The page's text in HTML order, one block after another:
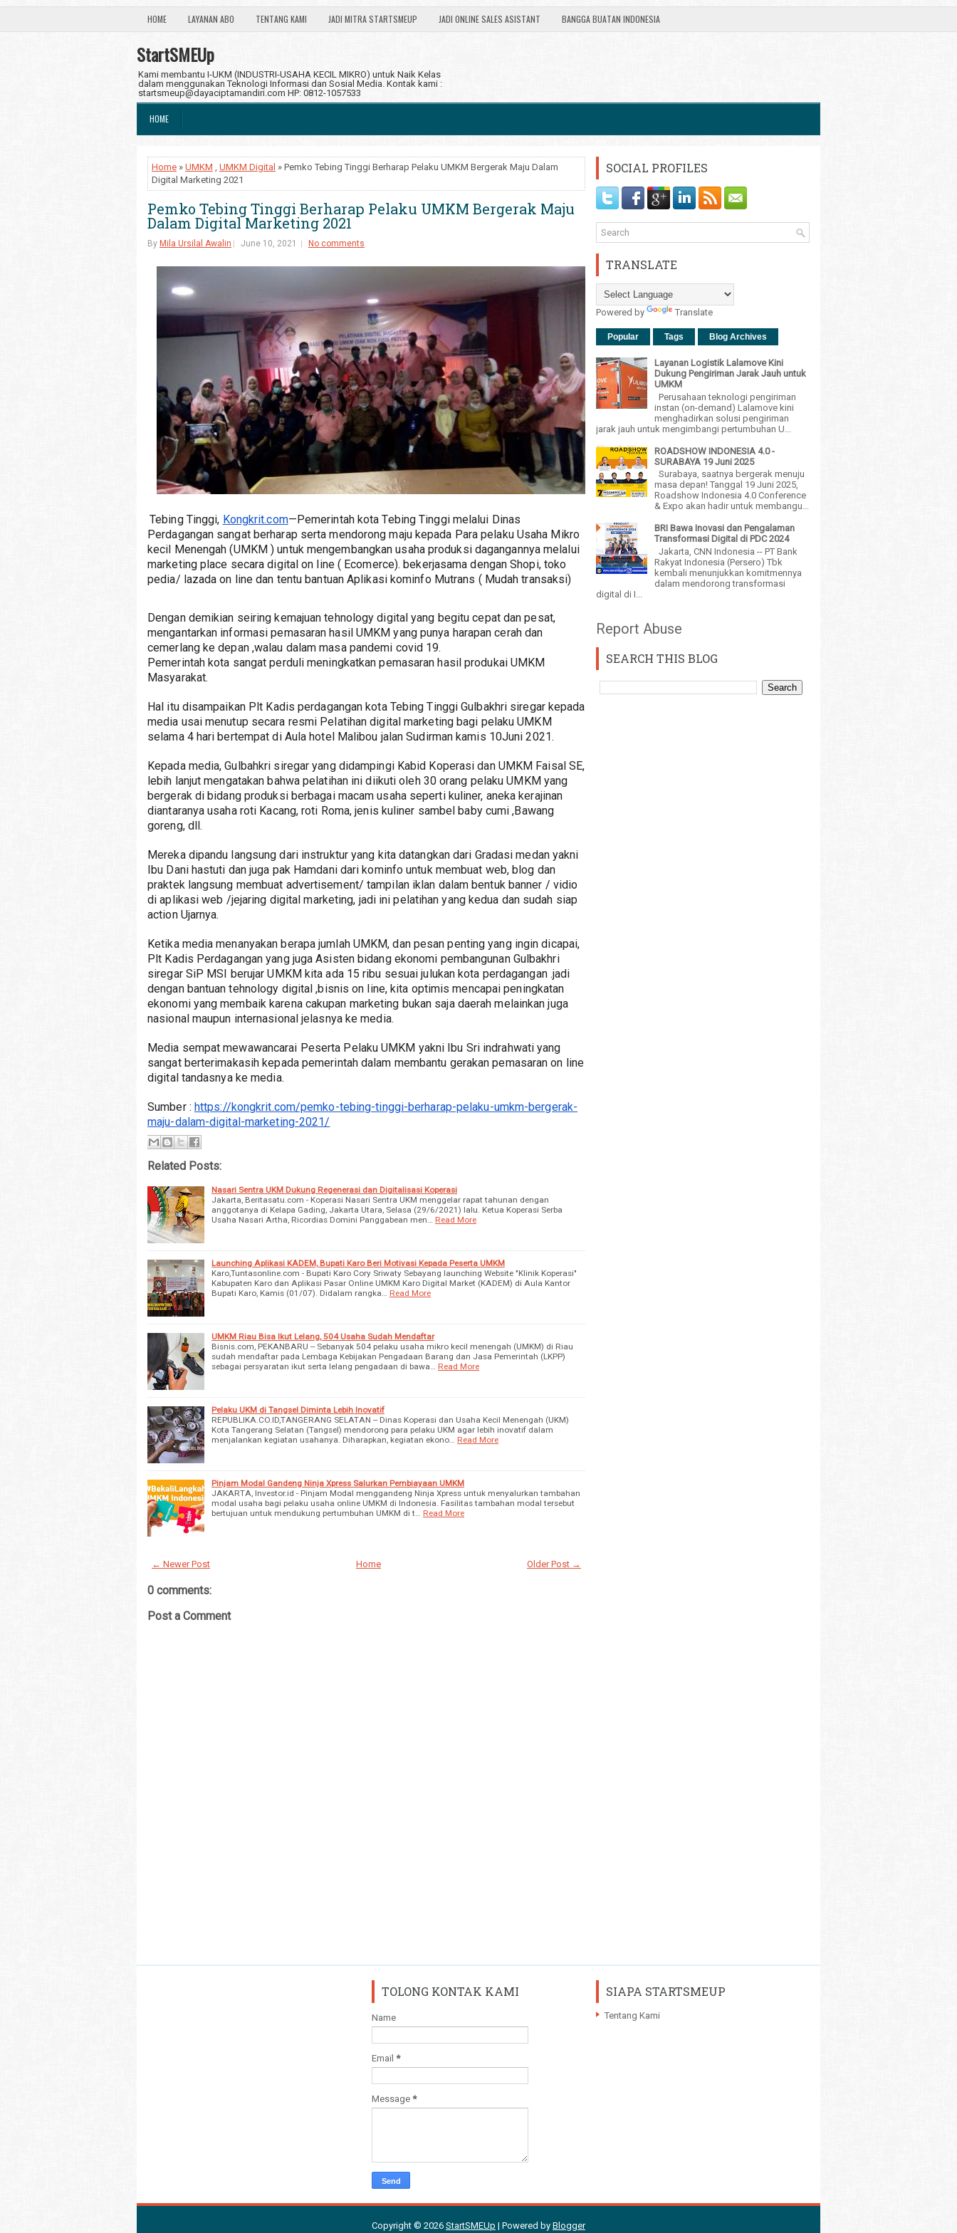
HOME LAYANAN ABO TENTANG KAMI JADI MITRA STARTSMEUP JADI ONLINE SALES ASISTANT BANGGA BUATAN INDONESIA
StartSMEUp
Kami membantu I-UKM (INDUSTRI-USAHA KECIL MIKRO) untuk Naik Kelas
dalam menggunakan Teknologi Informasi dan Sosial Media. Kontak kami :
startsmeup@dayaciptamandiri.com HP: 0812-1057533
HOME
Home » UMKM , UMKM Digital » Pemko Tebing Tinggi Berharap Pelaku UMKM Bergerak Maju Dalam
Digital Marketing 2021
Pemko Tebing Tinggi Berharap Pelaku UMKM Bergerak Maju
Dalam Digital Marketing 2021
By Mila Ursilal Awalin June 10, 2021 No comments
Tebing Tinggi, Kongkrit.com—Pemerintah kota Tebing Tinggi melalui Dinas
Perdagangan sangat berharap serta mendorong maju kepada Para pelaku Usaha Mikro
kecil Menengah (UMKM ) untuk mengembangkan usaha produksi dagangannya melalui
marketing place secara digital on line ( Ecomerce). bekerjasama dengan Shopi, toko
pedia/ lazada on line dan tentu bantuan Aplikasi kominfo Mutrans ( Mudah transaksi)
Dengan demikian seiring kemajuan tehnology digital yang begitu cepat dan pesat,
mengantarkan informasi pemasaran hasil UMKM yang punya harapan cerah dan
cemerlang ke depan ,walau dalam masa pandemi covid 19.
Pemerintah kota sangat perduli meningkatkan pemasaran hasil produkai UMKM
Masyarakat.
Hal itu disampaikan Plt Kadis perdagangan kota Tebing Tinggi Gulbakhri siregar kepada
media usai menutup secara resmi Pelatihan digital marketing bagi pelaku UMKM
selama 4 hari bertempat di Aula hotel Malibou jalan Sudirman kamis 10Juni 2021.
Kepada media, Gulbahkri siregar yang didampingi Kabid Koperasi dan UMKM Faisal SE,
lebih lanjut mengatakan bahwa pelatihan ini diikuti oleh 30 orang pelaku UMKM yang
bergerak di bidang produksi berbagai macam usaha seperti kuliner, aneka kerajinan
diantaranya usaha roti Kacang, roti Roma, jenis kuliner sambel baby cumi ,Bawang
goreng, dll.
Mereka dipandu langsung dari instruktur yang kita datangkan dari Gradasi medan yakni
Ibu Dani hastuti dan juga pak Hamdani dari kominfo untuk membuat web, blog dan
praktek langsung membuat advertisement/ tampilan iklan dalam bentuk banner / vidio
di aplikasi web /jejaring digital marketing, jadi ini pelatihan yang kedua dan sudah siap
action Ujarnya.
Ketika media menanyakan berapa jumlah UMKM, dan pesan penting yang ingin dicapai,
Plt Kadis Perdagangan yang juga Asisten bidang ekonomi pembangunan Gulbakhri
siregar SiP MSI berujar UMKM kita ada 15 ribu sesuai julukan kota perdagangan .jadi
dengan bantuan tehnology digital ,bisnis on line, kita optimis mencapai peningkatan
ekonomi yang membaik karena cakupan marketing bukan saja daerah melainkan juga
nasional maupun internasional jelasnya ke media.
Media sempat mewawancarai Peserta Pelaku UMKM yakni Ibu Sri indrahwati yang
sangat berterimakasih kepada pemerintah dalam membantu gerakan pemasaran on line
digital tandasnya ke media.
Sumber : https://kongkrit.com/pemko-tebing-tinggi-berharap-pelaku-umkm-bergerak-
maju-dalam-digital-marketing-2021/
Related Posts:
Nasari Sentra UKM Dukung Regenerasi dan Digitalisasi Koperasi
Jakarta, Beritasatu.com - Koperasi Nasari Sentra UKM menggelar rapat tahunan dengan
anggotanya di Kelapa Gading, Jakarta Utara, Selasa (29/6/2021) lalu. Ketua Koperasi Serba
Usaha Nasari Artha, Ricordias Domini Panggabean men…
Read More
Launching Aplikasi KADEM, Bupati Karo Beri Motivasi Kepada Peserta UMKM
Karo,Tuntasonline.com - Bupati Karo Cory Sriwaty Sebayang launching Website "Klinik Koperasi"
Kabupaten Karo dan Aplikasi Pasar Online UMKM Karo Digital Market (KADEM) di Aula Kantor
Bupati Karo, Kamis (01/07). Didalam rangka…
Read More
UMKM Riau Bisa Ikut Lelang, 504 Usaha Sudah Mendaftar
Bisnis.com, PEKANBARU -- Sebanyak 504 pelaku usaha mikro kecil menengah (UMKM) di Riau
sudah mendaftar pada Lembaga Kebijakan Pengadaan Barang dan Jasa Pemerintah (LKPP)
sebagai persyaratan ikut serta lelang pengadaan di bawa…
Read More
Pelaku UKM di Tangsel Diminta Lebih Inovatif
REPUBLIKA.CO.ID,TANGERANG SELATAN -- Dinas Koperasi dan Usaha Kecil Menengah (UKM)
Kota Tangerang Selatan (Tangsel) mendorong para pelaku UKM agar lebih inovatif dalam
menjalankan kegiatan usahanya. Diharapkan, kegiatan ekono…
Read More
Pinjam Modal Gandeng Ninja Xpress Salurkan Pembiayaan UMKM
JAKARTA, Investor.id - Pinjam Modal menggandeng Ninja Xpress untuk menyalurkan tambahan
modal usaha bagi pelaku usaha online UMKM di Indonesia. Fasilitas tambahan modal tersebut
bertujuan untuk mendukung pertumbuhan UMKM di t…
Read More
← Newer Post Older Post →
Home
0 comments:
Post a Comment
SOCIAL PROFILES
TRANSLATE
Powered by Translate
Popular Tags Blog Archives
Layanan Logistik Lalamove Kini
Dukung Pengiriman Jarak Jauh untuk
UMKM
Perusahaan teknologi pengiriman
instan (on-demand) Lalamove kini
menghadirkan solusi pengiriman
jarak jauh untuk mengimbangi pertumbuhan U...
ROADSHOW INDONESIA 4.0 -
SURABAYA 19 Juni 2025
Surabaya, saatnya bergerak menuju
masa depan! Tanggal 19 Juni 2025,
Roadshow Indonesia 4.0 Conference
& Expo akan hadir untuk membangu...
BRI Bawa Inovasi dan Pengalaman
Transformasi Digital di PDC 2024
Jakarta, CNN Indonesia -- PT Bank
Rakyat Indonesia (Persero) Tbk
kembali menunjukkan komitmennya
dalam mendorong transformasi
digital di I...
Report Abuse
SEARCH THIS BLOG
TOLONG KONTAK KAMI
Name
Email *
Message *
SIAPA STARTSMEUP
Tentang Kami
Copyright © 2026 StartSMEUp | Powered by Blogger